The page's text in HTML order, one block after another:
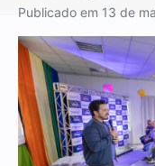
Publicado em 13 de